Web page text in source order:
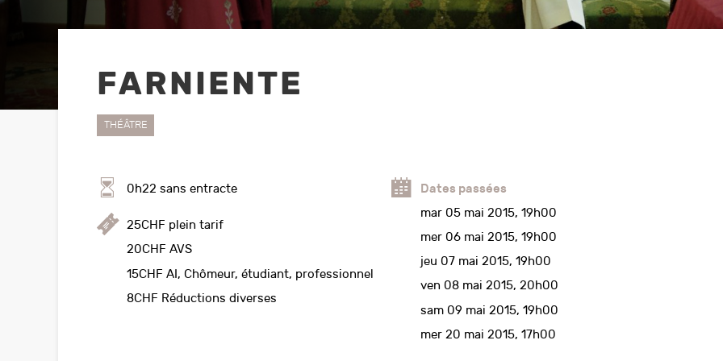
Hors Saison
sein du CPO par des
locataires externes
Les Puces du CPO
Pour les adeptes du
seconde main
Rejoignez l’association
au CPO!
Infos techniques
Notre équipe
sommes
FARNIENTE
THÉÂTRE
0h22 sans entracte
25CHF plein tarif
20CHF AVS
15CHF AI, Chômeur, étudiant, professionnel
8CHF Réductions diverses
Dates passées
mar 05 mai 2015, 19h00
mer 06 mai 2015, 19h00
jeu 07 mai 2015, 19h00
ven 08 mai 2015, 20h00
sam 09 mai 2015, 19h00
mer 20 mai 2015, 17h00